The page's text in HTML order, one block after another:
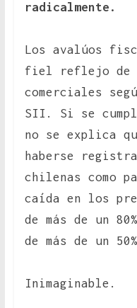
radicalmente.
Los avalúos
fiel reflejo de
comerciales
SII. Si se
no se explica
haberse
chilenas como
caída en los
de más de un
de más de un
Inimaginable.